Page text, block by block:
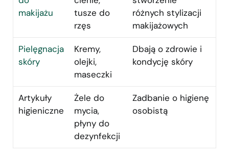
makijażu
tusze do
rzęs
różnych stylizacji
makijażowych
Pielęgnacja
skóry
Kremy,
olejki,
maseczki
Dbają o zdrowie i
kondycję skóry
Artykuły
higieniczne
Żele do
mycia,
płyny do
dezynfekcji
Zadbanie o higienę
osobistą